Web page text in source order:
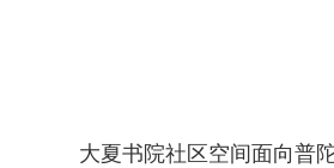
大夏书院社区空间面向普